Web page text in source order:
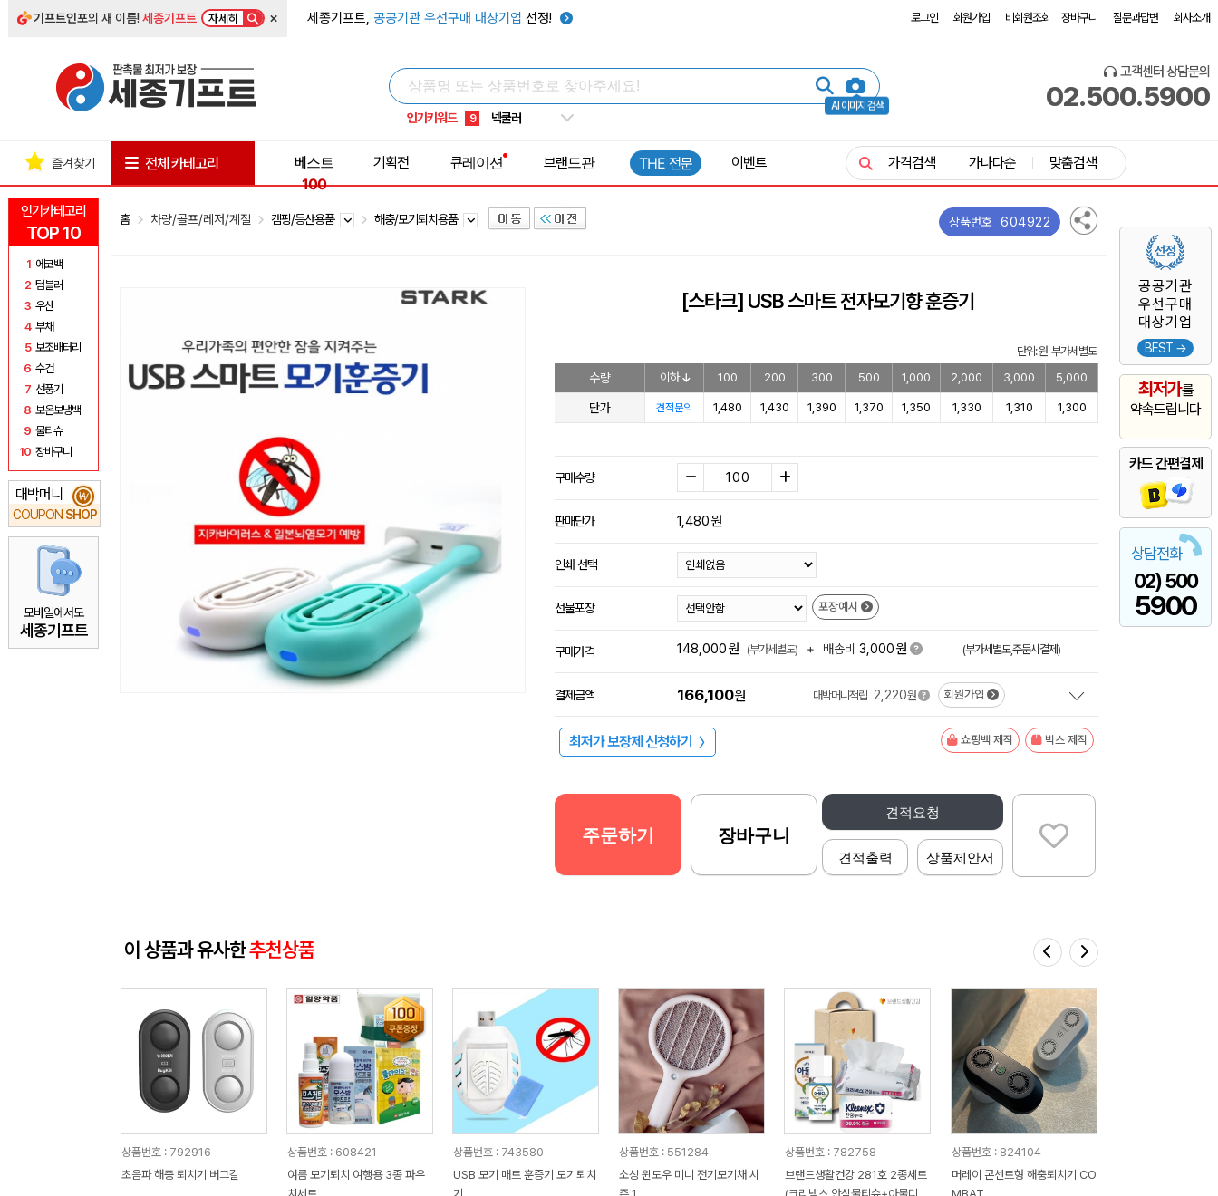
기프트인포의 새 이름!세종기프트 자세히 × 세종기프트, 공공기관 우선구매 대상기업 선정! 로그인 회원가입 비회원조회 장바구니 질문과답변 회사소개
AI 이미지 검색
인기키워드
5 키캡
8 쿨토시
9 넥쿨러
1 선풍기
고객센터 상담문의
02.500.5900
인기카테고리
TOP 10
1 에코백
2 텀블러
3 우산
4 부채
5 보조배터리
6 수건
7 선풍기
8 보온보냉백
9 물티슈
10 장바구니
대박머니
COUPON SHOP
₩
모바일에서도
세종기프트
공공기관
우선구매
대상기업
BEST →
최저가를
약속드립니다
카드 간편결제
상담전화
02) 500
5900
즐겨찾기 전체 카테고리
베스트
100
기획전 큐레이션 브랜드관 THE 전문 이벤트 가격검색 가나다순 맞춤검색
홈 차량/골프/레저/계절 캠핑/등산용품 해충/모기퇴치용품 상품번호 604922
[스타크] USB 스마트 전자모기향 훈증기
단위: 원 부가세별도
수량 이하 100 200 300 500 1,000 2,000 3,000 5,000
단가 견적문의 1,480 1,430 1,390 1,370 1,350 1,330 1,310 1,300
구매수량
판매단가 1,480원
인쇄 선택
선물포장 포장예시
구매가격 148,000원 (부가세별도) + 배송비 3,000원 (부가세별도,주문시결제)
결제금액 166,100원 대박머니적립 2,220원 회원가입
최저가 보장제 신청하기 〉 쇼핑백 제작 박스 제작
견적요청
견적출력 상품제안서
주문하기 장바구니
이 상품과 유사한추천상품
상품번호 : 792916
초음파 해충 퇴치기 버그킬
상품번호 : 608421
여름 모기퇴치 여행용 3종 파우
상품번호 : 743580
USB 모기 매트 훈증기 모기퇴치
상품번호 : 551284
소싱 윈도우 미니 전기모기채 시
상품번호 : 782758
브랜드생활건강 281호 2종세트
상품번호 : 824104
머레이 콘센트형 해충퇴치기 CO